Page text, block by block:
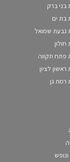
בני ברק
בת ים
גבעת שמואל
פתח תקווה
לציון
רמת גן
ונופש